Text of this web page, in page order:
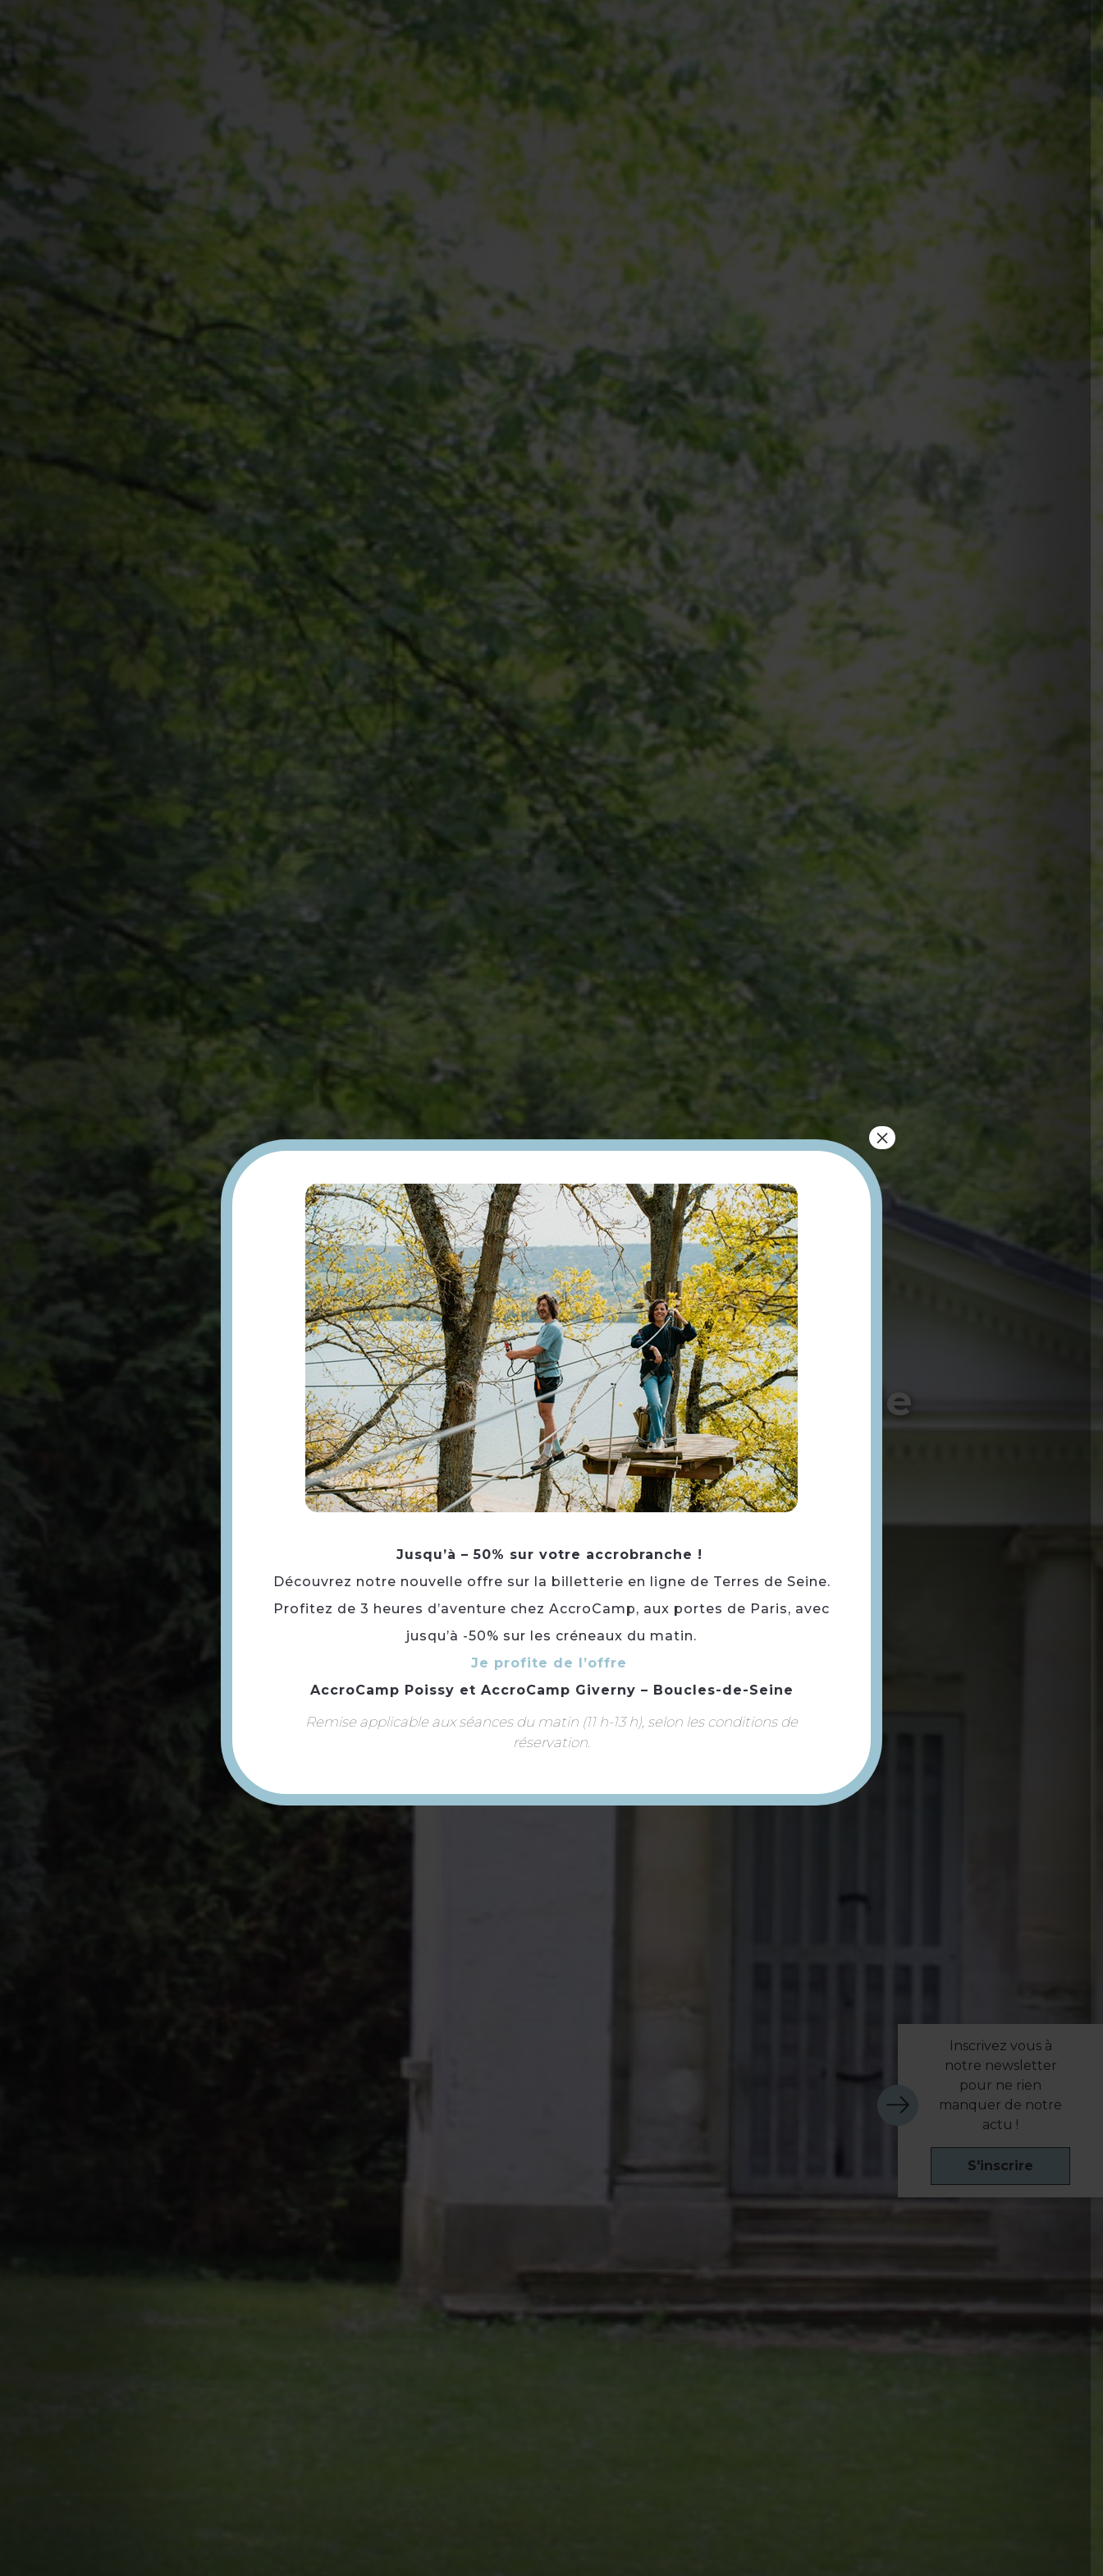
Temple de
David
Inscrivez vous à
notre newsletter
pour ne rien
manquer de notre
actu !
S'inscrire
Jusqu’à – 50% sur votre accrobranche !
Découvrez notre nouvelle offre sur la billetterie en ligne de Terres de Seine.
Profitez de 3 heures d’aventure chez AccroCamp, aux portes de Paris, avec
jusqu’à -50% sur les créneaux du matin.
Je profite de l’offre
AccroCamp Poissy et AccroCamp Giverny – Boucles-de-Seine
Remise applicable aux séances du matin (11 h-13 h), selon les conditions de
réservation.
×